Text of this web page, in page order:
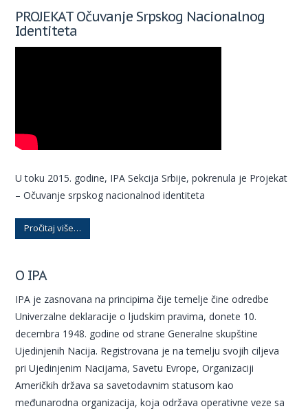
PROJEKAT Očuvanje Srpskog Nacionalnog
Identiteta
U toku 2015. godine, IPA Sekcija Srbije, pokrenula je Projekat
– Očuvanje srpskog nacionalnod identiteta
Pročitaj više…
O IPA
IPA je zasnovana na principima čije temelje čine odredbe
Univerzalne deklaracije o ljudskim pravima, donete 10.
decembra 1948. godine od strane Generalne skupštine
Ujedinjenih Nacija. Registrovana je na temelju svojih ciljeva
pri Ujedinjenim Nacijama, Savetu Evrope, Organizaciji
Američkih država sa savetodavnim statusom kao
međunarodna organizacija, koja održava operativne veze sa